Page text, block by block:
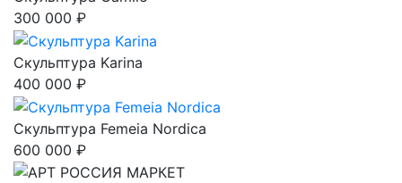
300 000 ₽
Скульптура Karina
400 000 ₽
Скульптура Femeia Nordica
600 000 ₽